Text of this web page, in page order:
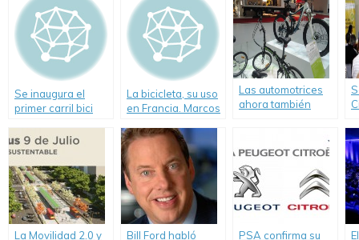
Se inaugura el
primer carril bici
La bicicleta, su uso
en Francia. Marcos
Las automotrices
ahora también
La Movilidad 2.0 y
Bill Ford habló
PSA confirma su